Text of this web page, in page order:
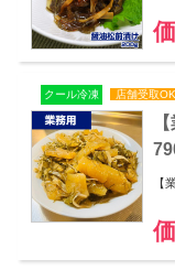
クール冷凍 店舗受取OK
【